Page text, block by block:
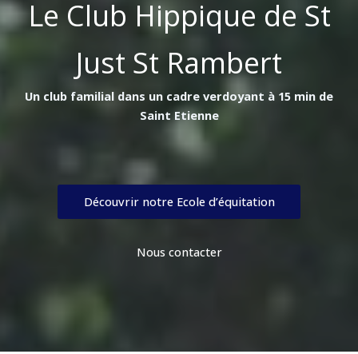
Le Club Hippique de St
Just St Rambert
Un club familial dans un cadre verdoyant à 15 min de
Saint Etienne
Découvrir notre Ecole d’équitation
Nous contacter